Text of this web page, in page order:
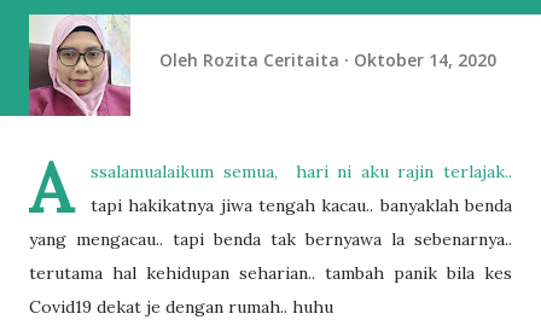
Oleh Rozita Ceritaita Oktober 14, 2020
A
ssalamualaikum semua, hari ni aku rajin terlajak..
tapi hakikatnya jiwa tengah kacau.. banyaklah benda
yang mengacau.. tapi benda tak bernyawa la sebenarnya..
terutama hal kehidupan seharian.. tambah panik bila kes
Covid19 dekat je dengan rumah.. huhu